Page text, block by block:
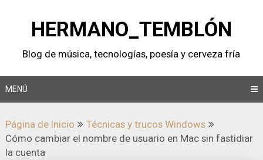
contenidoHERMANO_TEMBLÓN
Blog de música, tecnologí­as, poesí­a y cerveza frí­a
MENÚ
Página de Inicio
Técnicas y trucos Windows
Cómo cambiar el nombre de usuario en Mac sin fastidiar
la cuenta